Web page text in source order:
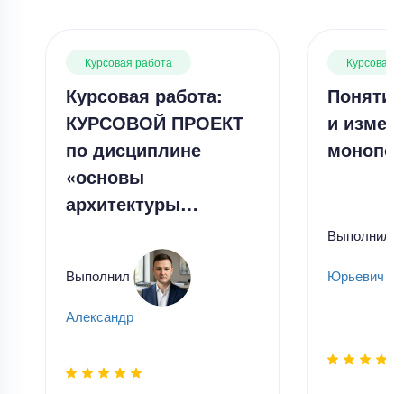
Курсовая работа
Курсовая работа:
КУРСОВОЙ ПРОЕКТ
по дисциплине
«основы
архитектуры…
Выполнил
Александр
Курсовая
и
Выполнил
Юрьевич